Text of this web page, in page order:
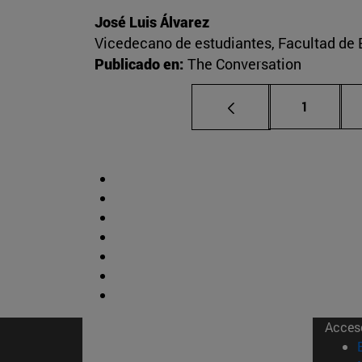
José Luis Álvarez
Vicedecano de estudiantes, Facultad de
Publicado en: The Conversation
Página
1